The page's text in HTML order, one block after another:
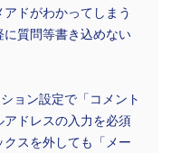
ドがわかってしまう
質問等書き込めない
ョン設定で「コメント
ドレスの入力を必須
スを外しても「メー